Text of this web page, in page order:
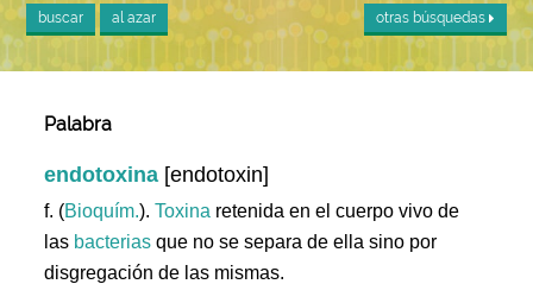
buscar al azar otras búsquedas
Palabra
endotoxina [endotoxin]
f. (Bioquím.).Toxina retenida en el cuerpo vivo de
las bacterias que no se separa de ella sino por
disgregación de las mismas.